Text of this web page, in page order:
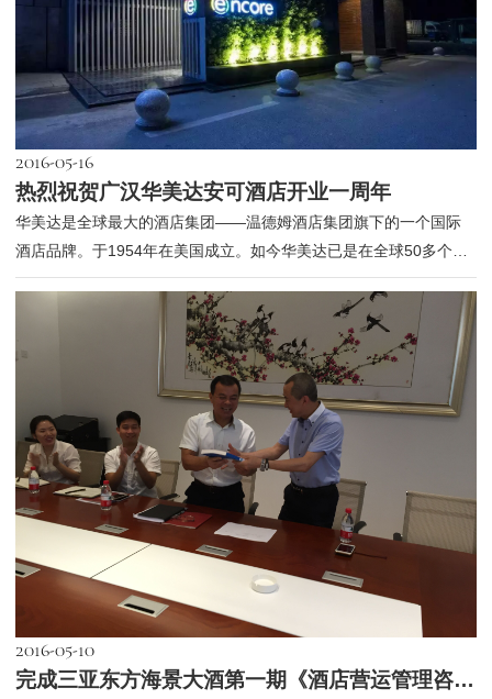
2016-05-16
热烈祝贺广汉华美达安可酒店开业一周年
华美达是全球最大的酒店集团——温德姆酒店集团旗下的一个国际
酒店品牌。于1954年在美国成立。如今华美达已是在全球50多个国
家，800多个...
2016-05-10
完成三亚东方海景大酒第一期《酒店营运管理咨询报告》